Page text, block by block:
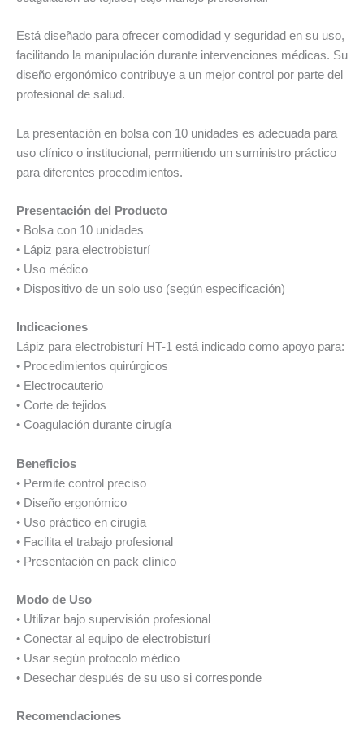
Está diseñado para ofrecer comodidad y seguridad en su uso,
facilitando la manipulación durante intervenciones médicas. Su
diseño ergonómico contribuye a un mejor control por parte del
profesional de salud.
La presentación en bolsa con 10 unidades es adecuada para
uso clínico o institucional, permitiendo un suministro práctico
para diferentes procedimientos.
Presentación del Producto
• Bolsa con 10 unidades
• Lápiz para electrobisturí
• Uso médico
• Dispositivo de un solo uso (según especificación)
Indicaciones
Lápiz para electrobisturí HT-1 está indicado como apoyo para:
• Procedimientos quirúrgicos
• Electrocauterio
• Corte de tejidos
• Coagulación durante cirugía
Beneficios
• Permite control preciso
• Diseño ergonómico
• Uso práctico en cirugía
• Facilita el trabajo profesional
• Presentación en pack clínico
Modo de Uso
• Utilizar bajo supervisión profesional
• Conectar al equipo de electrobisturí
• Usar según protocolo médico
• Desechar después de su uso si corresponde
Recomendaciones